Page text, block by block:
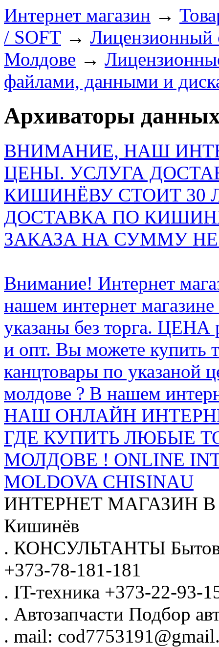
Интернет магазин →
/ SOFT → Лицензионный
Молдове →
файлами, данными и
Архиваторы
ВНИМАНИЕ, НАШ
ЦЕНЫ. УСЛУГА
КИШИНЁВУ СТОИТ 30
ДОСТАВКА ПО
ЗАКАЗА НА СУММУ НЕ
Внимание! Интернет
нашем интернет
указаны без торга.
и опт. Вы можете купить
канцтовары по указаной
молдове ? В нашем
НАШ ОНЛАЙН
ГДЕ КУПИТЬ ЛЮБЫЕ
МОЛДОВЕ ! ONLINE
MOLDOVA CHISINAU
ИНТЕРНЕТ МАГАЗИН
Кишинёв
. КОНСУЛЬТАНТЫ
+373-78-181-181
. IT-техника +373-22-93-
. Автозапчасти Подбор
. mail: